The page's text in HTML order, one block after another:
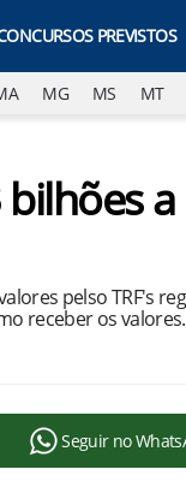
PREVISTOS
MG MS MT
bilhões a
pelso TRF's
receber os valores.
Seguir no